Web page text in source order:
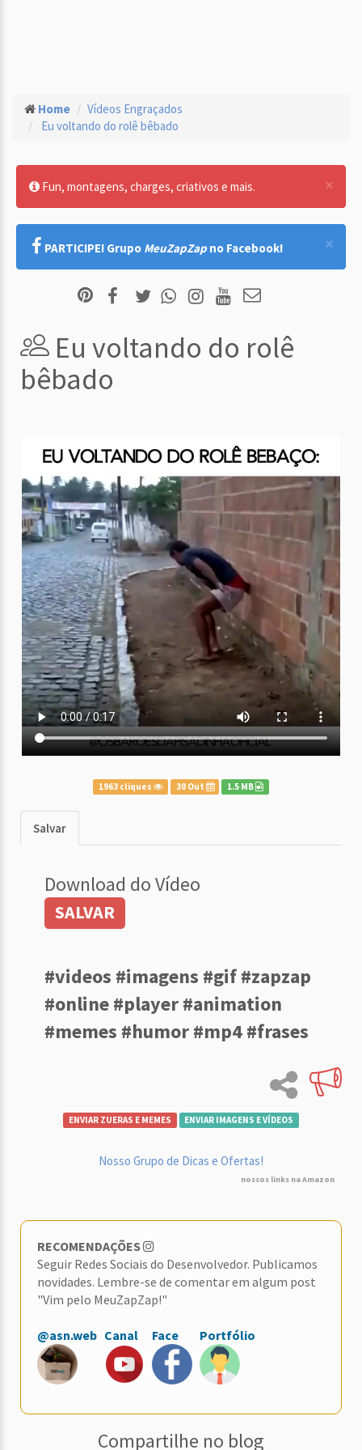
Home
Vídeos Engraçados
Eu voltando do rolê bêbado
×
Fun, montagens, charges, criativos e mais.
×
PARTICIPE! Grupo MeuZapZap no Facebook!
Eu voltando do rolê
bêbado
1963 cliques 30 Out 1.5 MB
Salvar
Download do Vídeo
SALVAR
#videos #imagens #gif #zapzap
#online #player #animation
#memes #humor #mp4 #frases
ENVIAR ZUERAS E MEMES ENVIAR IMAGENS E VÍDEOS
Nosso Grupo de Dicas e Ofertas!
nossos links na Amazon
RECOMENDAÇÕES
Seguir Redes Sociais do Desenvolvedor. Publicamos
novidades. Lembre-se de comentar em algum post
"Vim pelo MeuZapZap!"
@asn.web Canal Face Portfólio
Compartilhe no blog